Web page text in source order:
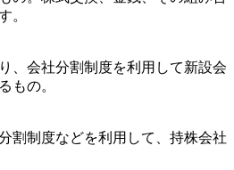
。
、会社分割制度を利用して新設会
もの。
割制度などを利用して、持株会社